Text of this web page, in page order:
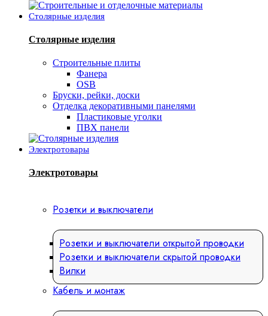
Столярные изделия
Столярные изделия
Строительные плиты
Фанера
OSB
Бруски, рейки, доски
Отделка декоративными панелями
Пластиковые уголки
ПВХ панели
Электротовары
Электротовары
Розетки и выключатели
Розетки и выключатели открытой проводки
Розетки и выключатели скрытой проводки
Вилки
Кабель и монтаж